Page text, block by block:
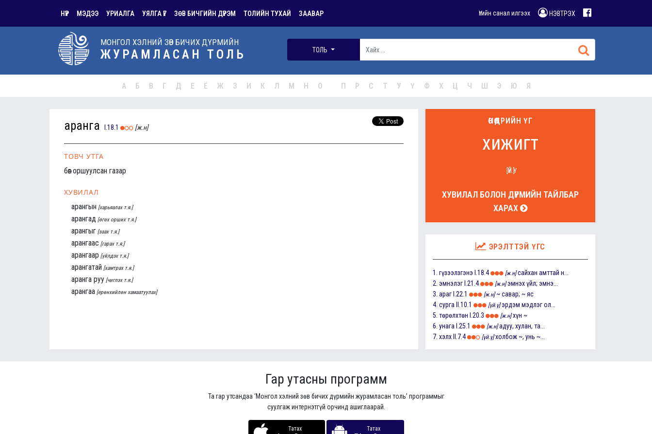
НҮҮР МЭДЭЭ УРИАЛГА УЯЛГА ҮГ ЗӨВ БИЧГИЙН ДҮРЭМ ТОЛИЙН ТУХАЙ ЗААВАР Үгийн санал илгээх НЭВТРЭХ
МОНГОЛ ХЭЛНИЙ ЗӨВ БИЧИХ ДҮРМИЙН
ЖУРАМЛАСАН ТОЛЬ ТОЛЬ
А Б В Г Д Е Ё Ж З И К Л М Н О П Р С Т У Ү Ф Х Ц Ч Ш Э Ю Я
аранга I.18.1 [ж.н]
ТОВЧ УТГА
бөөг оршуулсан газар
ХУВИЛАЛ
арангын [харьяалах т.я.]
арангад [өгөх орших т.я.]
арангыг [заах т.я.]
арангаас [гарах т.я.]
арангаар [үйлдэх т.я.]
арангатай [хамтрах т.я.]
аранга руу [чиглэх т.я.]
арангаа [ерөнхийлөн хамаатуулах]
ӨНӨӨДРИЙН ҮГ
хижигт
[ҮЙ.Ү]
ХУВИЛАЛ БОЛОН ДҮРМИЙН ТАЙЛБАР
ХАРАХ
ЭРЭЛТТЭЙ ҮГС
1. гүзээлзгэнэ I.18.4 [ж.н] сайхан амттай н...
2. эмнэлэг I.21.4 [ж.н] эмнэх үйл; эмнэ...
3. араг I.22.1 [ж.н] ~ савар; ~ яс
4. сурга II.10.1 [үй.ү] эрдэм мэдлэг ол...
5. төрөлхтөн I.20.3 [ж.н] хүн ~
6. унага I.25.1 [ж.н] адуу, хулан, та...
7. хэлх II.7.4 [үй.ү] холбож ~, унь ~...
Гар утасны программ
Та гар утсандаа ‘Монгол хэлний зөв бичих дүрмийн журамласан толь’ программыг
суулгаж интернэтгүй орчинд ашиглаарай.
Татах Татах